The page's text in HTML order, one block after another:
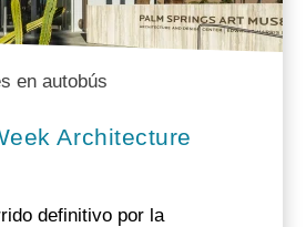
en autobús
Architecture
definitivo por la